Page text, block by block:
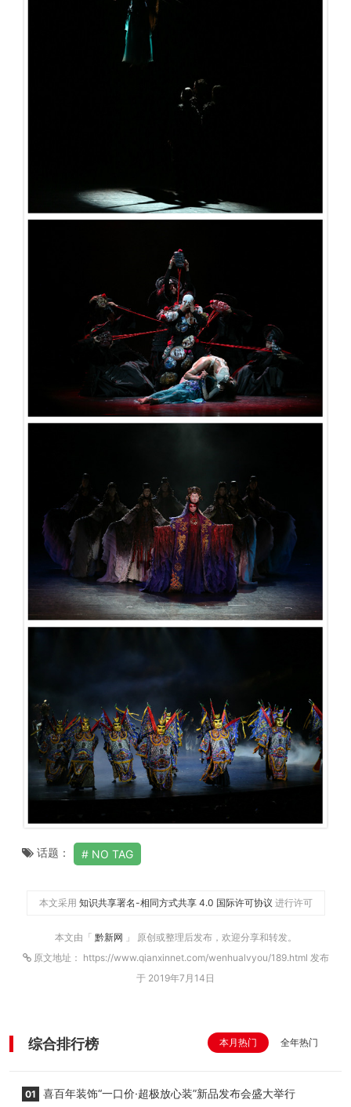
话题： NO TAG
本文采用 知识共享署名-相同方式共享 4.0 国际许可协议 进行许可
本文由「 黔新网 」 原创或整理后发布，欢迎分享和转发。
原文地址： https://www.qianxinnet.com/wenhualvyou/189.html 发布
于 2019年7月14日
综合排行榜 本月热门 全年热门
01 喜百年装饰“一口价·超极放心装”新品发布会盛大举行